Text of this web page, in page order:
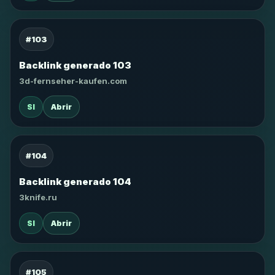
#103
Backlink generado 103
3d-fernseher-kaufen.com
SI Abrir
#104
Backlink generado 104
3knife.ru
SI Abrir
#105